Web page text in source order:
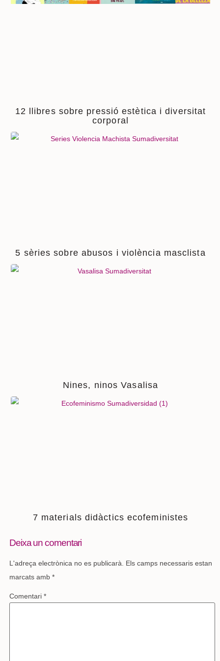
12 llibres sobre pressió estètica i diversitat
corporal
5 sèries sobre abusos i violència masclista
Nines, ninos Vasalisa
7 materials didàctics ecofeministes
Deixa un comentari
L'adreça electrònica no es publicarà.
Els camps necessaris estan
marcats amb *
Comentari *